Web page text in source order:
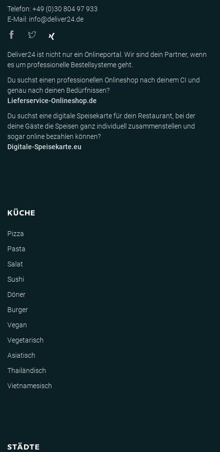
Telefon: +49 (0)30 804 97 933
E-Mail: info@deliver24.de
Deliver24 ist nicht nur ein Onlineportal. Wir sind dein Partner, wenn
es um professionelle Bestellsysteme geht.
Du suchst einen professionellen Onlineshop nach deinem CI und
genau nach deinen Bedürfnissen?
Lieferservice-Onlineshop.de
Du suchst eine digitale Speisekarte für dein Restaurant, bei der
deine Gäste die Speisen ganz individuell zusammenstellen und
sogar online bezahlen können?
Digitale-Speisekarte.eu
KÜCHE
Pizza
Pasta
Salat
Sushi
Döner
Burger
Vegan
Vegetarisch
Asiatisch
Thailändisch
Vietnamesisch
STÄDTE